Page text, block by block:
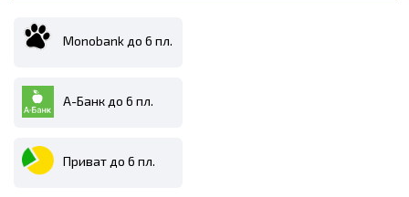
Monobank до 6 пл.
А-Банк до 6 пл.
Приват до 6 пл.